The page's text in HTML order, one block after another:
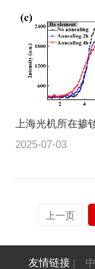
上海光机所在掺
2025-07-03
上一页
友情链接 |